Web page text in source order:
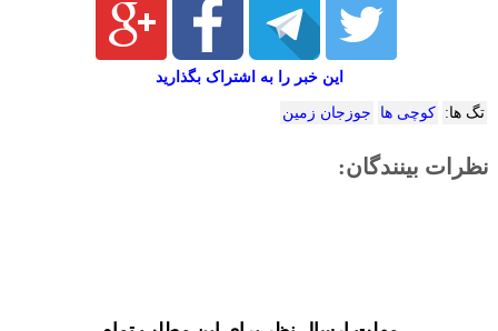
این خبر را به اشتراک بگذارید
تگ ها: کوچی ها جوزجان زمین
نظرات بینندگان: